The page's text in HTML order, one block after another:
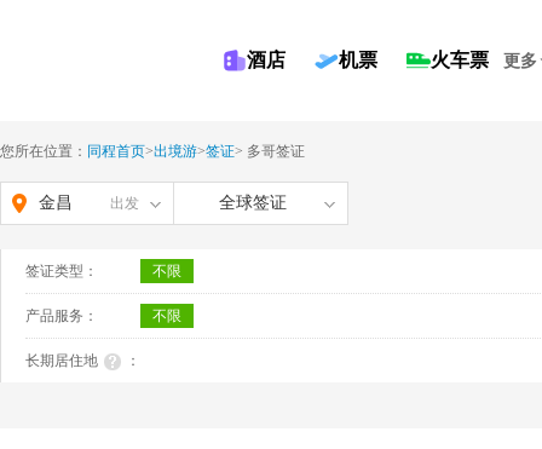
酒店 机票 火车票 更多
您所在位置： 同程首页>出境游>签证> 多哥签证
金昌 出发 全球签证
签证类型： 不限
产品服务： 不限
长期居住地 ：